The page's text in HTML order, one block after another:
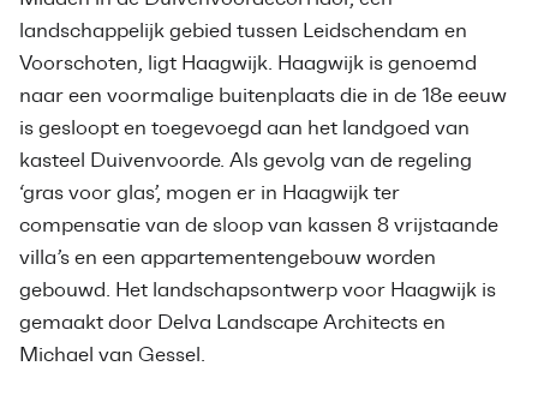
landschappelijk gebied tussen Leidschendam en
Voorschoten, ligt Haagwijk. Haagwijk is genoemd
naar een voormalige buitenplaats die in de 18e eeuw
is gesloopt en toegevoegd aan het landgoed van
kasteel Duivenvoorde. Als gevolg van de regeling
‘gras voor glas’, mogen er in Haagwijk ter
compensatie van de sloop van kassen 8 vrijstaande
villa’s en een appartementengebouw worden
gebouwd. Het landschapsontwerp voor Haagwijk is
gemaakt door Delva Landscape Architects en
Michael van Gessel.